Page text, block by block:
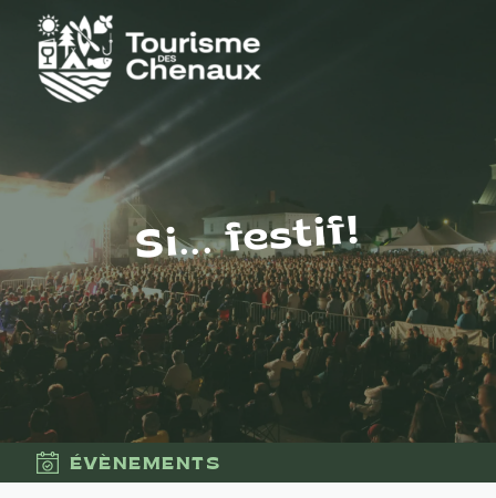
Si... festif!
ÉVÈNEMENTS